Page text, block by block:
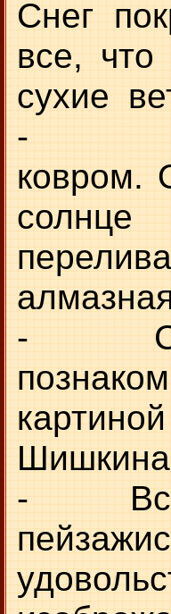
Снег
все,
сухие
-
ковром.
-
- Все